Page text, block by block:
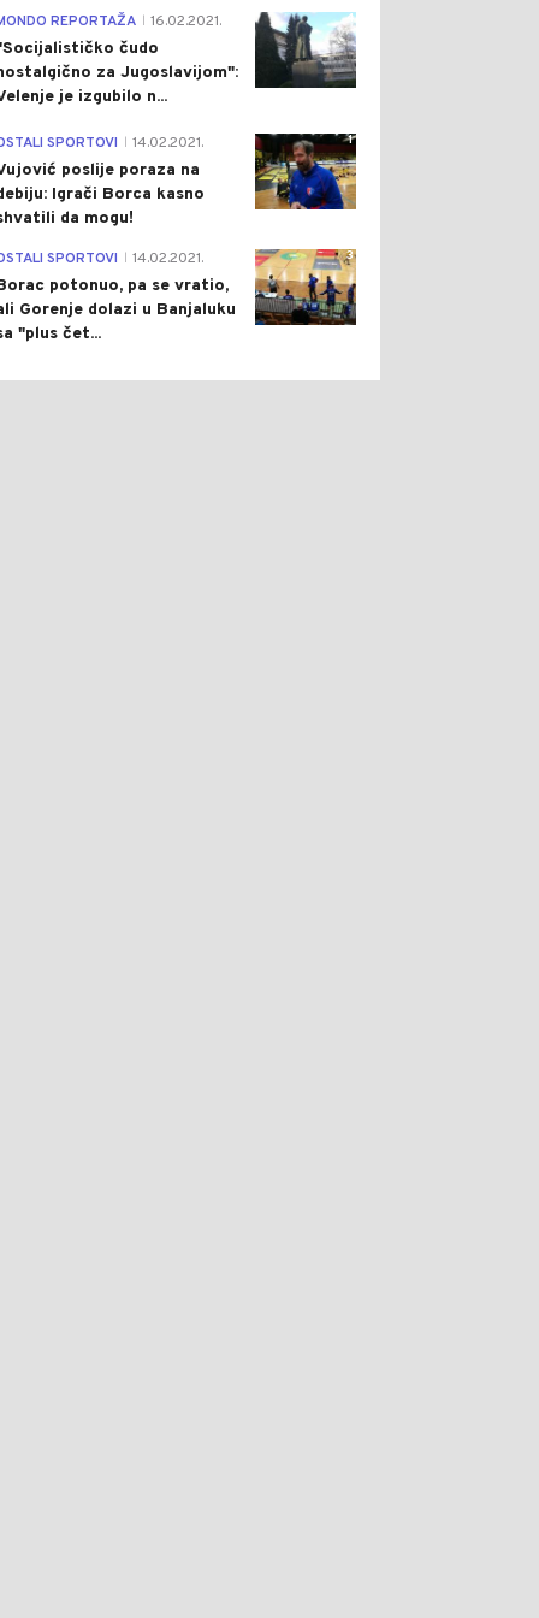
4
REPORTAŽA 16.02.2021.
čudo
za Jugoslavijom":
je izgubilo n...
1
SPORTOVI 14.02.2021.
poslije poraza na
Igrači Borca kasno
da mogu!
3
SPORTOVI 14.02.2021.
potonuo, pa se vratio,
Gorenje dolazi u Banjaluku
"plus čet...